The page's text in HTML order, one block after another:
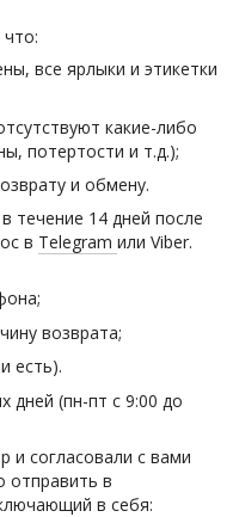
все ярлыки и этикетки
какие-либо
потертости и т.д.);
и обмену.
течение 14 дней после
в Telegram или Viber.
возврата;
есть).
дней (пн-пт с 9:00 до
и согласовали с вами
отправить в
в себя: